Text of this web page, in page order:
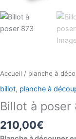
Accueil / planche à
billot, planche à
Billot à poser
210,00€